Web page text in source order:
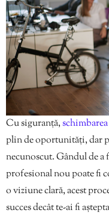
Cu siguranță,schimbarea
plin de oportunități, dar
necunoscut. Gândul de a
profesional nou poate fi
o viziune clară, acest
succes decât te-ai fi